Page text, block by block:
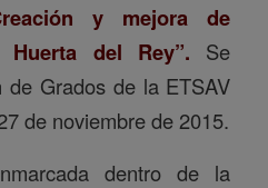
y mejora de
Huerta del Rey”. Se
Grados de la ETSAV
de noviembre de 2015.
dentro de la